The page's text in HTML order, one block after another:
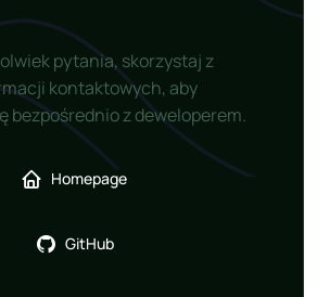
pytania, skorzystaj z
kontaktowych, aby
bezpośrednio z deweloperem.
Homepage
GitHub